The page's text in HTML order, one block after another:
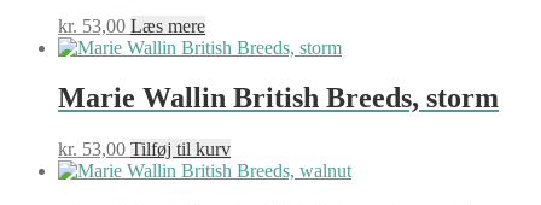
kr. 53,00 Læs mere
Marie Wallin British Breeds, storm
kr. 53,00 Tilføj til kurv